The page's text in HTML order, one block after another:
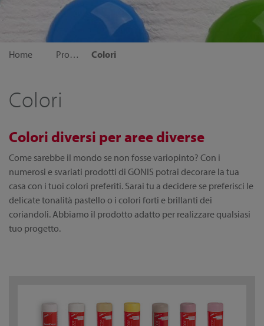
Home Prodotti Colori
Colori
Colori diversi per aree diverse
Come sarebbe il mondo se non fosse variopinto? Con i
numerosi e svariati prodotti di GONIS potrai decorare la tua
casa con i tuoi colori preferiti. Sarai tu a decidere se preferisci le
delicate tonalità pastello o i colori forti e brillanti dei
coriandoli. Abbiamo il prodotto adatto per realizzare qualsiasi
tuo progetto.